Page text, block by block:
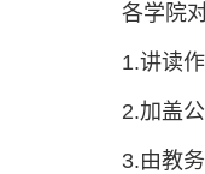
各学院
1.讲读
2.加盖
3.由教